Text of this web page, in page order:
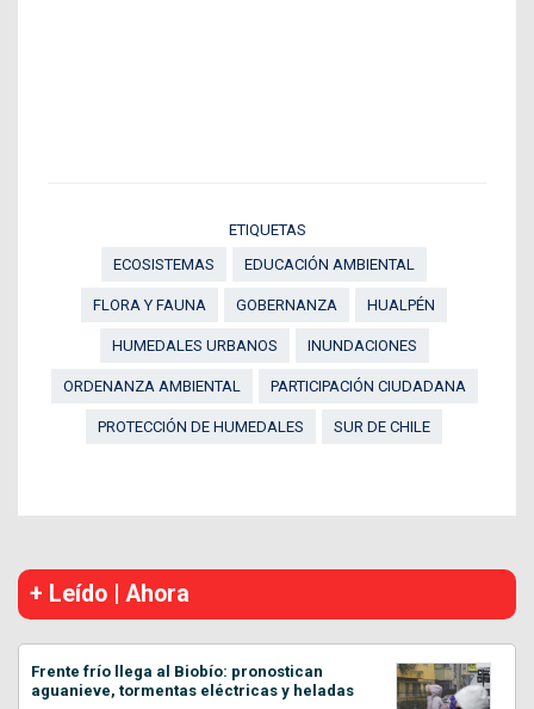
ETIQUETAS
ECOSISTEMAS
EDUCACIÓN AMBIENTAL
FLORA Y FAUNA GOBERNANZA HUALPÉN
HUMEDALES URBANOS INUNDACIONES
ORDENANZA AMBIENTAL PARTICIPACIÓN CIUDADANA
PROTECCIÓN DE HUMEDALES SUR DE CHILE
+ Leído | Ahora
Frente frío llega al Biobío: pronostican
aguanieve, tormentas eléctricas y heladas